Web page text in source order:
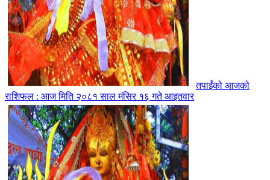
तपाईंको आजको
राशिफल : आज मिति २०८१ साल मंसिर १६ गते आइतवार